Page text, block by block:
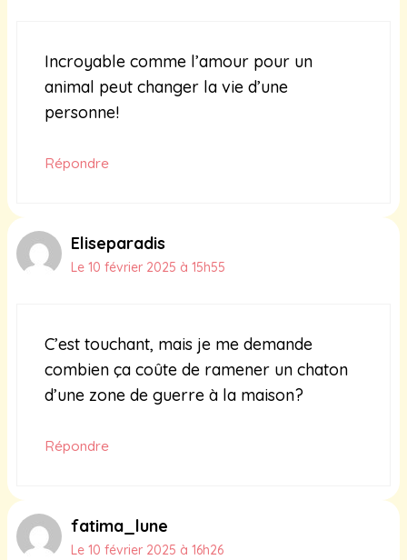
Incroyable comme l’amour pour un
animal peut changer la vie d’une
personne!
Répondre
Eliseparadis
Le 10 février 2025 à 15h55
C’est touchant, mais je me demande
combien ça coûte de ramener un chaton
d’une zone de guerre à la maison?
Répondre
fatima_lune
Le 10 février 2025 à 16h26